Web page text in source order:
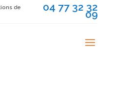
de
04 77 32 32
09